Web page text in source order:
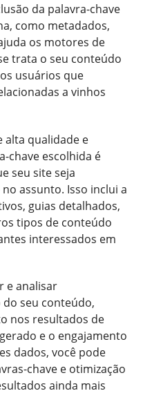
da palavra-chave
como metadados,
os motores de
trata o seu conteúdo
usuários que
a vinhos
alta qualidade e
chave escolhida é
seu site seja
assunto. Isso inclui a
guias detalhados,
tipos de conteúdo
interessados em
e analisar
seu conteúdo,
nos resultados de
e o engajamento
dados, você pode
chave e otimização
ainda mais